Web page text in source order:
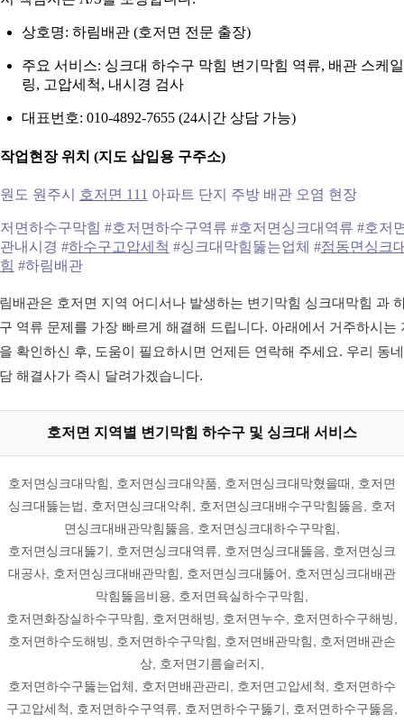
상호명: 하림배관 (호저면 전문 출장)
주요 서비스: 싱크대 하수구 막힘 변기막힘 역류, 배관 스케일
링, 고압세척, 내시경 검사
대표번호: 010-4892-7655 (24시간 상담 가능)
업현장 위치 (지도 삽입용 구주소)
도 원주시 호저면 111 아파트 단지 주방 배관 오염 현장
면하수구막힘 #호저면하수구역류 #호저면싱크대역류 #호저
내시경 #하수구고압세척 #싱크대막힘뚫는업체 #점동면싱크
#하림배관
배관은 호저면 지역 어디서나 발생하는 변기막힘 싱크대막힘 과
역류 문제를 가장 빠르게 해결해 드립니다. 아래에서 거주하시는
확인하신 후, 도움이 필요하시면 언제든 연락해 주세요. 우리 동네
해결사가 즉시 달려가겠습니다.
호저면 지역별 변기막힘 하수구 및 싱크대 서비스
호저면싱크대막힘, 호저면싱크대약품, 호저면싱크대막혔을때, 호저면
싱크대뚫는법, 호저면싱크대악취, 호저면싱크대배수구막힘뚫음, 호저
면싱크대배관막힘뚫음, 호저면싱크대하수구막힘,
호저면싱크대뚫기, 호저면싱크대역류, 호저면싱크대뚫음, 호저면싱크
대공사, 호저면싱크대배관막힘, 호저면싱크대뚫어, 호저면싱크대배관
막힘뚫음비용, 호저면욕실하수구막힘,
호저면화장실하수구막힘, 호저면해빙, 호저면누수, 호저면하수구해빙,
호저면하수도해빙, 호저면하수구막힘, 호저면배관막힘, 호저면배관손
상, 호저면기름슬러지,
호저면하수구뚫는업체, 호저면배관관리, 호저면고압세척, 호저면하수
구고압세척, 호저면하수구역류, 호저면하수구뚫기, 호저면하수구뚫음,